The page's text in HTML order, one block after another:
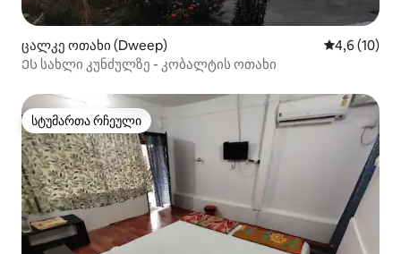
ცალკე ოთახი (Dweep) საშუალო
4,6 (10)
Ეს სახლი კუნძულზე - კობალტის ოთახი
სტუმართა რჩეული
სტუმართა რჩეული